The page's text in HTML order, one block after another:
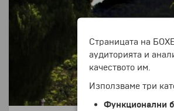
Страницата на
аудиторията и
качеството им.
Използваме три
Функционални